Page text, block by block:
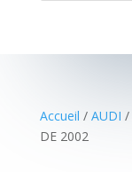
Accueil / AUDI /
DE 2002